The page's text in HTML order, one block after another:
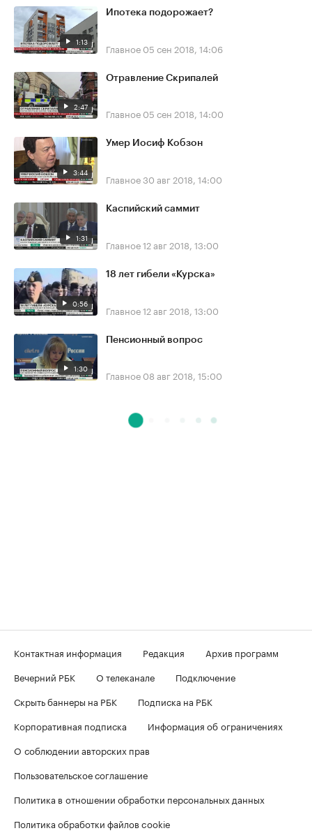
1:13
Ипотека подорожает?
Главное 05 сен 2018, 14:06
2:47
Отравление Скрипалей
Главное 05 сен 2018, 14:00
3:44
Умер Иосиф Кобзон
Главное30 авг 2018, 14:00
1:31
Каспийский саммит
Главное12 авг 2018, 13:00
0:56
18 лет гибели «Курска»
Главное12 авг 2018, 13:00
1:30
Пенсионный вопрос
Главное 08 авг 2018, 15:00
Контактная информация Редакция
Архив программ
Вечерний РБК
О телеканале
Подключение
Скрыть баннеры на РБК
Подписка на РБК
Корпоративная подписка
Информация об ограничениях
О соблюдении авторских прав
Пользовательское соглашение
Политика в отношении обработки персональных данных
Политика обработки файлов cookie